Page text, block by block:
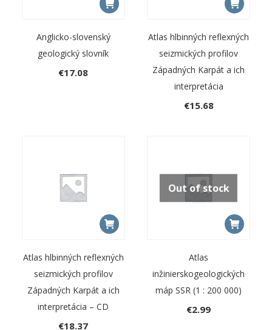
Anglicko-slovenský
geologický slovník
€17.08
Atlas hlbinných reflexných
seizmických profilov
Západných Karpát a ich
interpretácia
€15.68
Atlas hlbinných reflexných
seizmických profilov
Západných Karpát a ich
interpretácia – CD
€18.37
Out of stock
Atlas
inžinierskogeologických
máp SSR (1 : 200 000)
€2.99